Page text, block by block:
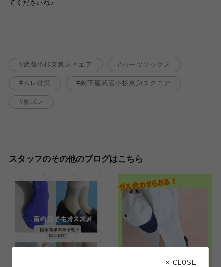
てくださいね♪
武蔵小杉東急スクエア パーツソックス
ムレ対策 靴下屋武蔵小杉東急スクエア
靴ズレ
スタッフのその他のブログはこちら
× CLOSE